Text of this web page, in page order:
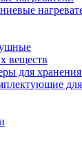
веществ
для